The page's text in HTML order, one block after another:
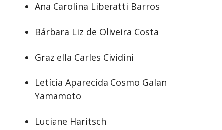
Ana Carolina Liberatti Barros
Bárbara Liz de Oliveira Costa
Graziella Carles Cividini
Letícia Aparecida Cosmo Galan
Yamamoto
Luciane Haritsch